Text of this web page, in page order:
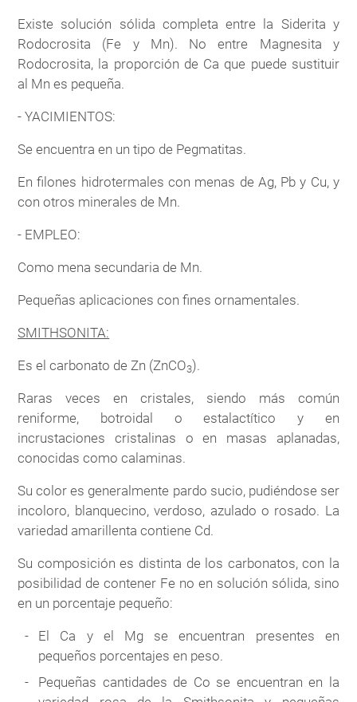
Existe solución sólida completa entre la Siderita y
Rodocrosita (Fe y Mn). No entre Magnesita y
Rodocrosita, la proporción de Ca que puede sustituir
al Mn es pequeña.
- YACIMIENTOS:
Se encuentra en un tipo de Pegmatitas.
En filones hidrotermales con menas de Ag, Pb y Cu, y
con otros minerales de Mn.
- EMPLEO:
Como mena secundaria de Mn.
Pequeñas aplicaciones con fines ornamentales.
SMITHSONITA:
Es el carbonato de Zn (ZnCO3).
Raras veces en cristales, siendo más común
reniforme, botroidal o estalactítico y en
incrustaciones cristalinas o en masas aplanadas,
conocidas como calaminas.
Su color es generalmente pardo sucio, pudiéndose ser
incoloro, blanquecino, verdoso, azulado o rosado. La
variedad amarillenta contiene Cd.
Su composición es distinta de los carbonatos, con la
posibilidad de contener Fe no en solución sólida, sino
en un porcentaje pequeño:
El Ca y el Mg se encuentran presentes en
pequeños porcentajes en peso.
Pequeñas cantidades de Co se encuentran en la